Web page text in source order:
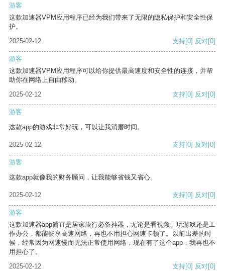
游客
这款加速器VPM应用程序已经为我们带来了无限的隐私保护和安全性保
护。
2025-02-12
支持[0] 反对[0]
游客
这款加速器VPM应用程序可以给你提供最高速度和安全性的连接，并帮
助你在网络上自由移动。
2025-02-12
支持[0] 反对[0]
游客
这款app的游戏非常好玩，可以让我消磨时间。
2025-02-12 支持[0] 反对[0]
游客
这款app就像我的财务顾问，让我能够省钱又省心。
2025-02-12 支持[0] 反对[0]
游客
这款加速器app简直是居家旅行必备神器，无论是看视频、玩游戏还是工
作办公，都能畅享高速网络，再也不用担心网速卡顿了。以前出差的时
候，经常因为网速慢而无法正常使用网络，现在有了这个app，我再也不
用担心了。
2025-02-12
支持[0] 反对[0]